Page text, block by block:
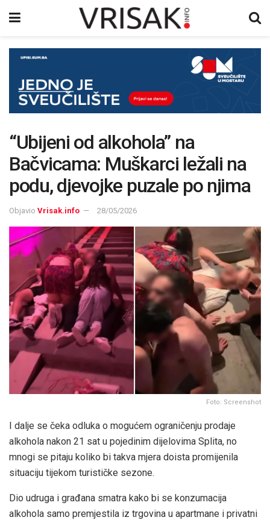
“Ubijeni od alkohola” na
Bačvicama: Muškarci ležali na
podu, djevojke puzale po njima
Objavio Vrisak.info 28/05/2026
Foto: Screenshot
I dalje se čeka odluka o mogućem ograničenju prodaje
alkohola nakon 21 sat u pojedinim dijelovima Splita, no
mnogi se pitaju koliko bi takva mjera doista promijenila
situaciju tijekom turističke sezone.
Dio udruga i građana smatra kako bi se konzumacija
alkohola samo premjestila iz trgovina u apartmane i privatni